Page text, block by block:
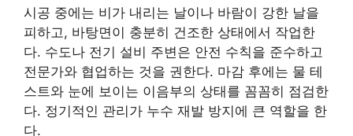
시공 중에는 비가 내리는 날이나 바람이 강한 날을
피하고, 바탕면이 충분히 건조한 상태에서 작업한
다. 수도나 전기 설비 주변은 안전 수칙을 준수하고
전문가와 협업하는 것을 권한다. 마감 후에는 물 테
스트와 눈에 보이는 이음부의 상태를 꼼꼼히 점검한
다. 정기적인 관리가 누수 재발 방지에 큰 역할을 한
다.